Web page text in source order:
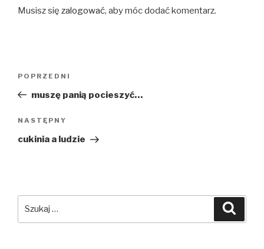
Musisz się zalogować, aby móc dodać komentarz.
Poprzedni
wpis
POPRZEDNI
muszę panią pocieszyć…
Następny
wpis
NASTĘPNY
cukinia a ludzie